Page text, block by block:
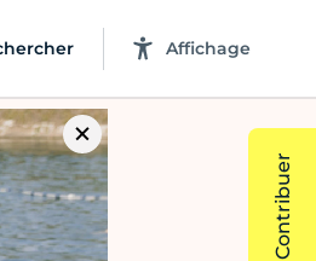
Affichage
Contribuer